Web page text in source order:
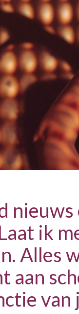
ik
Alles
aan
van